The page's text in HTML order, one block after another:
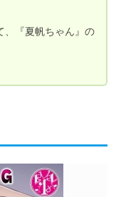
、『夏帆ちゃん』の